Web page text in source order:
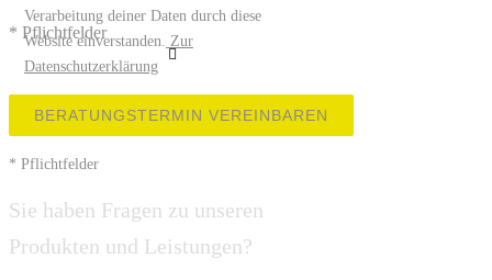
* Pflichtfelder
Verarbeitung deiner Daten durch diese
Website einverstanden.
Zur
Datenschutzerklärung
Bitte lasse dieses Feld leer.
* Pflichtfelder
Sie haben Fragen zu unseren
Produkten und Leistungen?